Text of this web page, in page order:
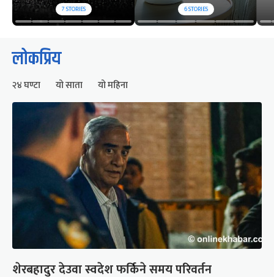
7STORIES 6STORIES
लोकप्रिय
२४ घण्टा यो साता यो महिना
शेरबहादुर देउवा स्वदेश फर्किने समय परिवर्तन